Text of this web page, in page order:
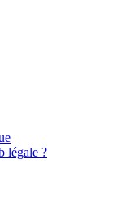
légale ?